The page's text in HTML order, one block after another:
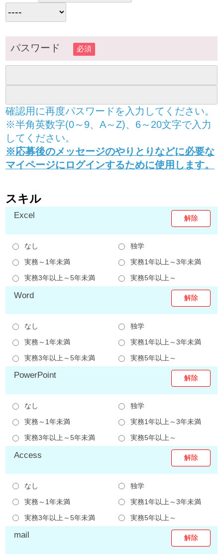
パスワード 必須
確認用に再度パスワードを入力してください。
※半角英数字(0～9、A～Z)、6～20文字で入力
してください。
※応募後のメッセージのやりとりなどに必要な
マイページにログインするために使用します。
スキル
Excel
なし
独学
実務～1年未満
実務1年以上～3年未満
実務3年以上～5年未満
実務5年以上～
Word
なし
独学
実務～1年未満
実務1年以上～3年未満
実務3年以上～5年未満
実務5年以上～
PowerPoint
なし
独学
実務～1年未満
実務1年以上～3年未満
実務3年以上～5年未満
実務5年以上～
Access
なし
独学
実務～1年未満
実務1年以上～3年未満
実務3年以上～5年未満
実務5年以上～
mail